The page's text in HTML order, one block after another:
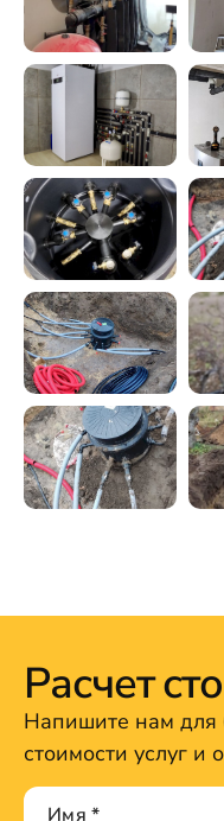
Расчет
Напишите нам для
стоимости услуг и